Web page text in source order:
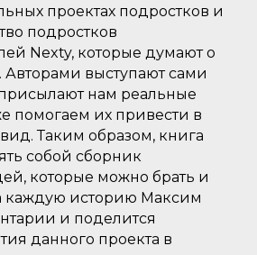
проектах подростков и
подростков
Nexty, которые думают о
выступают сами
нам реальные
помогаем их привести в
Таким образом, книга
собой сборник
которые можно брать и
каждую историю Максим
и поделится
данного проекта в